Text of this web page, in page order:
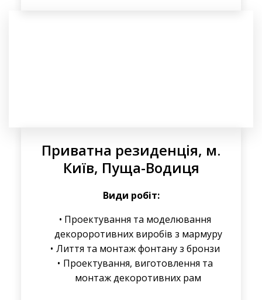
Приватна резиденція, м.
Київ, Пуща-Водиця
Види робіт:
Проектування та моделювання
декороротивних виробів з мармуру
Лиття та монтаж фонтану з бронзи
Проектування, виготовлення та
монтаж декоротивних рам